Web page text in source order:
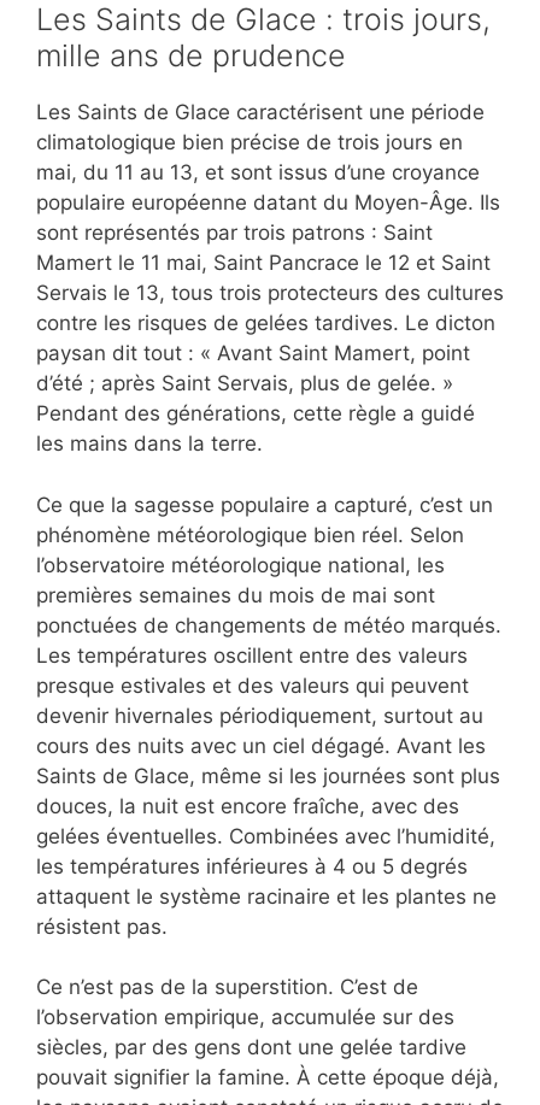
Les Saints de Glace : trois jours,
mille ans de prudence
Les Saints de Glace caractérisent une période
climatologique bien précise de trois jours en
mai, du 11 au 13, et sont issus d’une croyance
populaire européenne datant du Moyen-Âge. Ils
sont représentés par trois patrons : Saint
Mamert le 11 mai, Saint Pancrace le 12 et Saint
Servais le 13, tous trois protecteurs des cultures
contre les risques de gelées tardives. Le dicton
paysan dit tout : « Avant Saint Mamert, point
d’été ; après Saint Servais, plus de gelée. »
Pendant des générations, cette règle a guidé
les mains dans la terre.
Ce que la sagesse populaire a capturé, c’est un
phénomène météorologique bien réel. Selon
l’observatoire météorologique national, les
premières semaines du mois de mai sont
ponctuées de changements de météo marqués.
Les températures oscillent entre des valeurs
presque estivales et des valeurs qui peuvent
devenir hivernales périodiquement, surtout au
cours des nuits avec un ciel dégagé. Avant les
Saints de Glace, même si les journées sont plus
douces, la nuit est encore fraîche, avec des
gelées éventuelles. Combinées avec l’humidité,
les températures inférieures à 4 ou 5 degrés
attaquent le système racinaire et les plantes ne
résistent pas.
Ce n’est pas de la superstition. C’est de
l’observation empirique, accumulée sur des
siècles, par des gens dont une gelée tardive
pouvait signifier la famine. À cette époque déjà,